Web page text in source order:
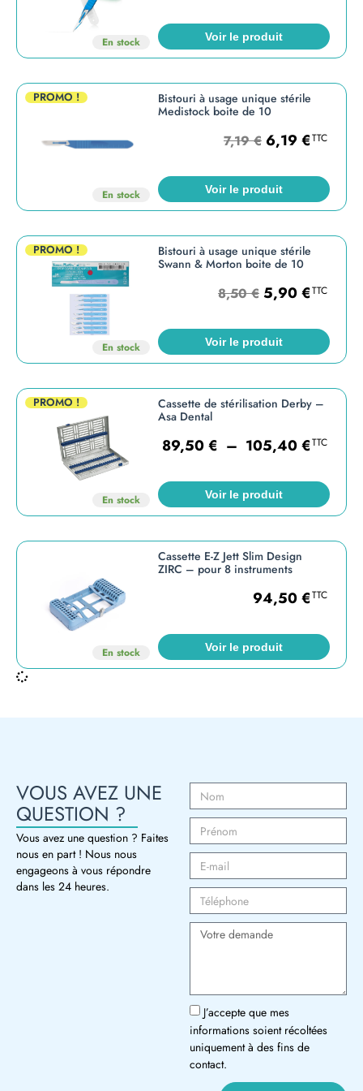
En stock Voir le produit
PROMO !
En stock
Bistouri à usage unique stérile
Medistock boite de 10
7,19€ 6,19€TTC
Voir le produit
PROMO !
En stock
Bistouri à usage unique stérile
Swann & Morton boite de 10
8,50€ 5,90€TTC
Voir le produit
PROMO !
En stock
Cassette de stérilisation Derby –
Asa Dental
89,50€ – 105,40€TTC
Voir le produit
En stock
Cassette E-Z Jett Slim Design
ZIRC – pour 8 instruments
94,50€TTC
Voir le produit
VOUS AVEZ UNE
QUESTION ?
Vous avez une question ? Faites
nous en part ! Nous nous
engageons à vous répondre
dans les 24 heures.
J’accepte que mes
informations soient récoltées
uniquement à des fins de
contact.